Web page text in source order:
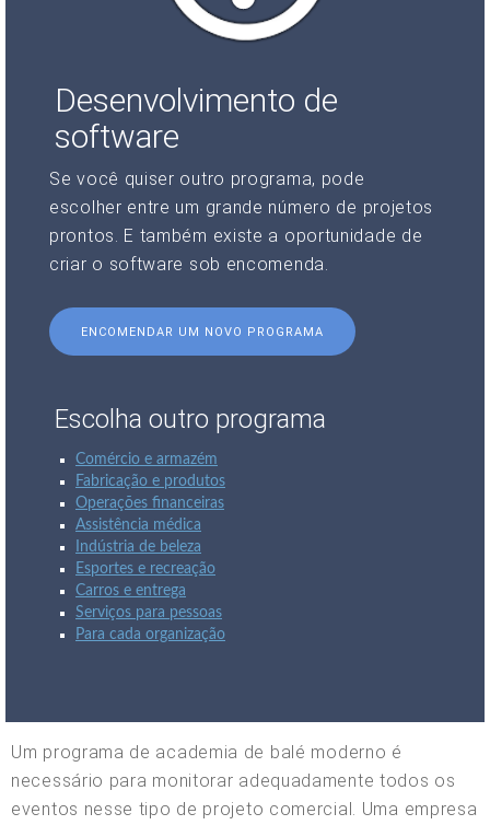
Desenvolvimento de
software
Se você quiser outro programa, pode
escolher entre um grande número de projetos
prontos. E também existe a oportunidade de
criar o software sob encomenda.
ENCOMENDAR UM NOVO PROGRAMA
Escolha outro programa
Comércio e armazém
Fabricação e produtos
Operações financeiras
Assistência médica
Indústria de beleza
Esportes e recreação
Carros e entrega
Serviços para pessoas
Para cada organização
Um programa de academia de balé moderno é
necessário para monitorar adequadamente todos os
eventos nesse tipo de projeto comercial. Uma empresa